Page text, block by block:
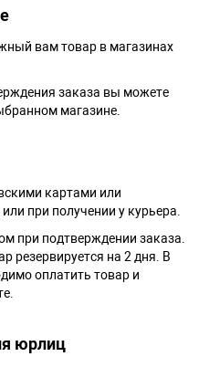
вам товар в магазинах
заказа вы можете
магазине.
картами или
при получении у курьера.
при подтверждении заказа.
резервируется на 2 дня. В
оплатить товар и
юрлиц